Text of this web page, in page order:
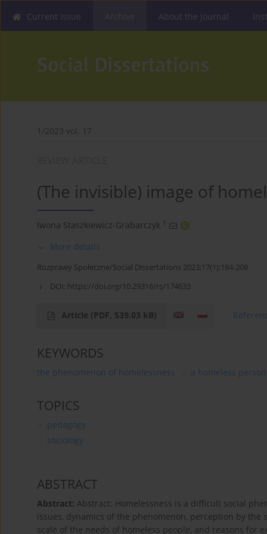
Current issue About the Journal
1/2023 vol. 17
(The invisible) image of
Iwona Staszkiewicz-Grabarczyk 1
More details
Rozprawy Społeczne/Social Dissertations 2023;17(1):184-208
DOI: https://doi.org/10.29316/rs/174633
Article (PDF, 539.03 kB)
KEYWORDS
the phenomenon of homelessness a homeless person
TOPICS
pedagogy
sociology
ABSTRACT
Abstract: Abstract: Homelessness is a difficult social
issues, dynamics of the phenomenon, perception by
scale of the needs of homeless people, and reasons for